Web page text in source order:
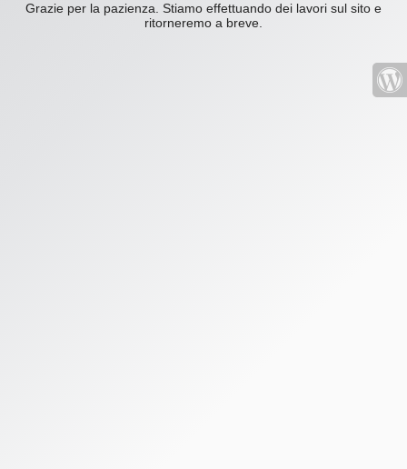
Grazie per la pazienza. Stiamo effettuando dei lavori sul sito e
ritorneremo a breve.